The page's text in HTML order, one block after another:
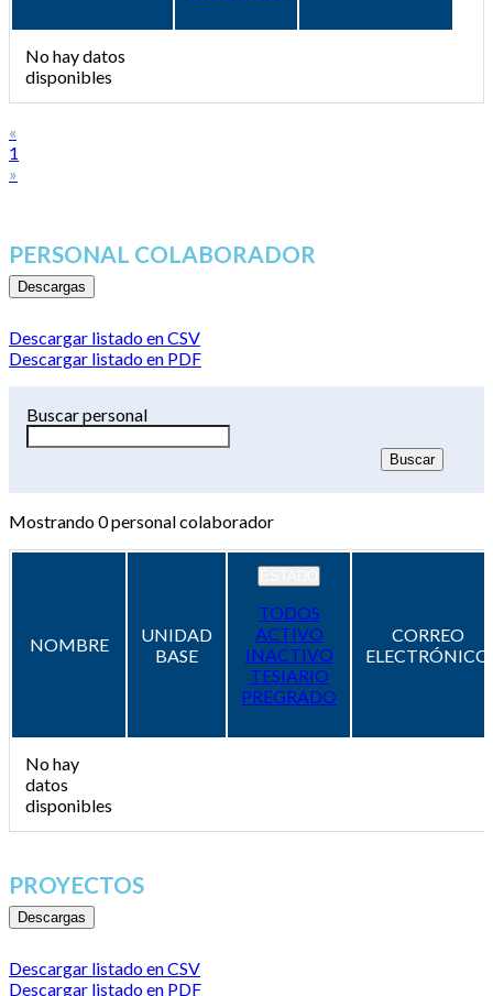
No hay datos
disponibles
«
1
»
PERSONAL COLABORADOR
Descargas
Descargar listado en CSV
Descargar listado en PDF
Buscar personal
Mostrando0personal colaborador
NOMBRE
UNIDAD
BASE
TODOS
ACTIVO
INACTIVO
TESIARIO
PREGRADO
CORREO
ELECTRÓNICO
No hay
datos
disponibles
PROYECTOS
Descargas
Descargar listado en CSV
Descargar listado en PDF